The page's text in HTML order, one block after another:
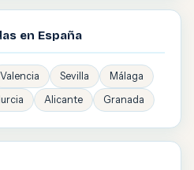
en España
Valencia Sevilla
Málaga
Alicante Granada